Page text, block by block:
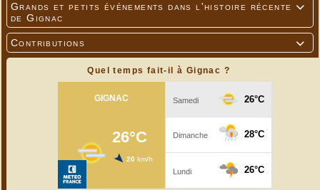

Grands et petits événements dans l'histoire récente
de Gignac

Contributions
Quel temps fait-il à Gignac ?